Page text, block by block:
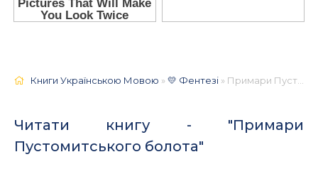
Книги Українською Мовою »💛 Фентезі » Примари Пустомитського болота 📚 - Українською
Читати книгу - "Примари
Пустомитського болота"